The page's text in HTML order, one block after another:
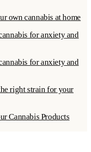
own cannabis at home
for anxiety and
for anxiety and
right strain for your
Cannabis Products